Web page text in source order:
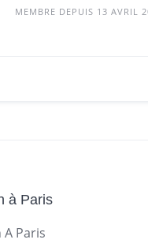
MEMBRE DEPUIS 13 AVRIL
à Paris
Paris